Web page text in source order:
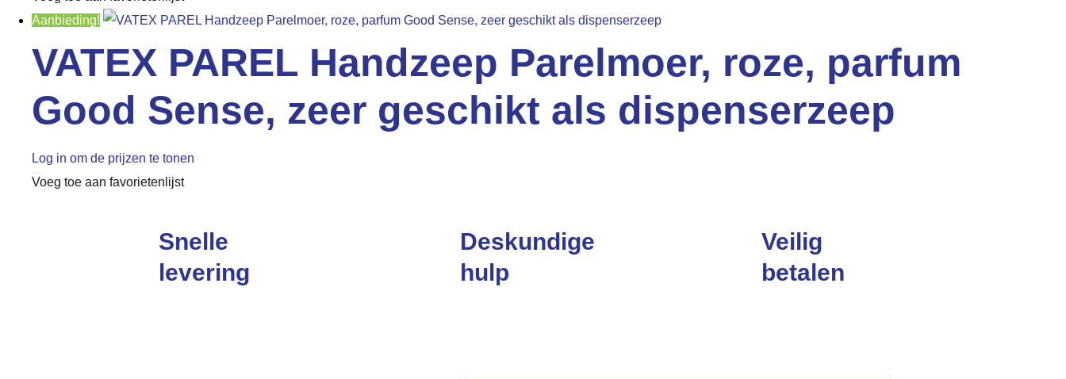
Aanbieding!
VATEX PAREL Handzeep Parelmoer, roze, parfum
Good Sense, zeer geschikt als dispenserzeep
Log in om de prijzen te tonen
Voeg toe aan favorietenlijst
Snelle
levering
Deskundige
hulp
Veilig
betalen